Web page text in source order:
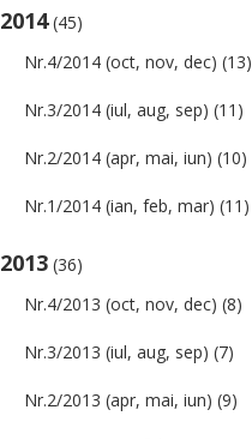
2014(45)
Nr.4/2014 (oct, nov, dec) (13)
Nr.3/2014 (iul, aug, sep) (11)
Nr.2/2014 (apr, mai, iun) (10)
Nr.1/2014 (ian, feb, mar) (11)
2013 (36)
Nr.4/2013 (oct, nov, dec) (8)
Nr.3/2013 (iul, aug, sep) (7)
Nr.2/2013 (apr, mai, iun) (9)